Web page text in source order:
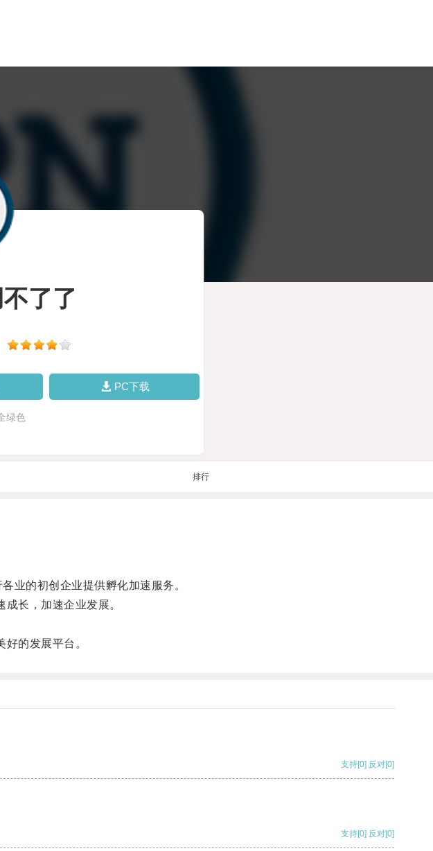
了了
PC下载
绿色
排行
业的初创企业提供孵化加速服务。
长，加速企业发展。
的发展平台。
支持[0] 反对[0]
支持[0] 反对[0]